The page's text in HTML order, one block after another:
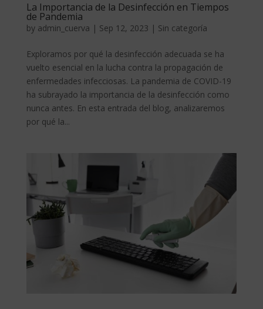
La Importancia de la Desinfección en Tiempos
de Pandemia
by admin_cuerva | Sep 12, 2023 | Sin categoría
Exploramos por qué la desinfección adecuada se ha
vuelto esencial en la lucha contra la propagación de
enfermedades infecciosas. La pandemia de COVID-19
ha subrayado la importancia de la desinfección como
nunca antes. En esta entrada del blog, analizaremos
por qué la...